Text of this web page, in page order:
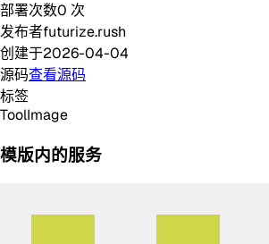
部署次数0 次
发布者futurize.rush
创建于2026-04-04
源码查看源码
标签
ToolImage
模版内的服务